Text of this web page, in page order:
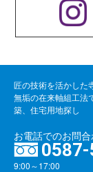
匠の技術を活かした
無垢の在来軸組工法
築、住宅用地探し
お電話でのお問
9:00～17:00